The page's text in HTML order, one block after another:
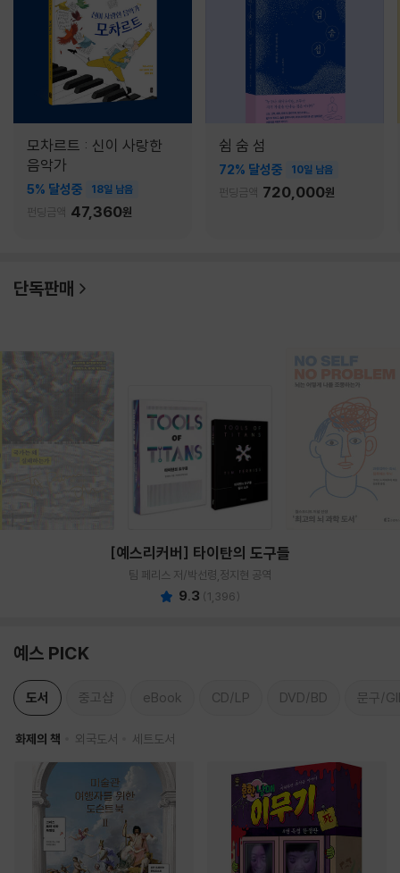
모차르트 : 신이 사랑한
음악가
5% 달성중 18일 남음
펀딩금액 47,360원
쉼 숨 섬
72% 달성중 10일 남음
펀딩금액 720,000원
단독판매
[예스리커버] 타이탄의 도구들
팀 페리스 저/박선령,정지현 공역
9.3 (1,396)
예스 PICK
도서 중고샵 eBook CD/LP DVD/BD 문구/
화제의 책 외국도서 세트도서